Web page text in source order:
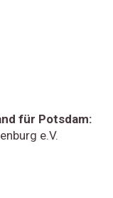
für Potsdam:
e.V.